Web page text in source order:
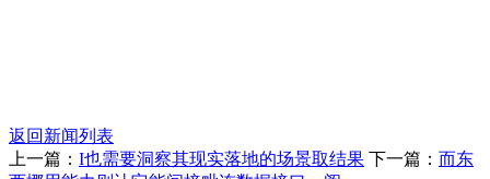
返回新闻列表
上一篇： I也需要洞察其现实落地的场景取结果 下一篇： 而东